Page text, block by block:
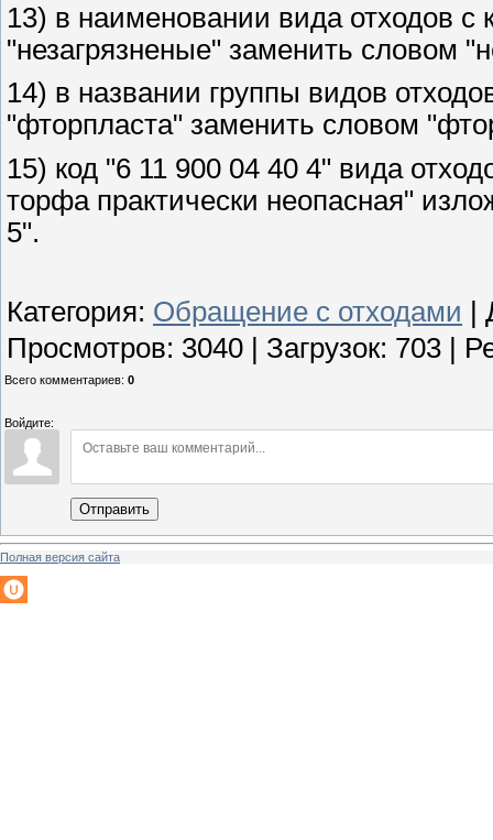
13) в наименовании вида отходов с
"незагрязненые" заменить словом
14) в названии группы видов
"фторпласта" заменить словом
15) код "6 11 900 04 40 4" вида
торфа практически неопасная"
5".
Категория: Обращение с отходами
Просмотров: 3040 Загрузок: 703
Всего комментариев: 0
Войдите:
Отправить
Полная версия сайта